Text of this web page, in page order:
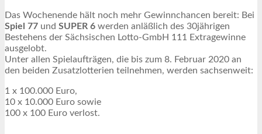
Das Wochenende hält noch mehr Gewinnchancen bereit: Bei
Spiel 77 und SUPER 6 werden anläßlich des 30jährigen
Bestehens der Sächsischen Lotto-GmbH 111 Extragewinne
ausgelobt.
Unter allen Spielaufträgen, die bis zum 8. Februar 2020 an
den beiden Zusatzlotterien teilnehmen, werden sachsenweit:
1 x 100.000 Euro,
10 x 10.000 Euro sowie
100 x 100 Euro verlost.